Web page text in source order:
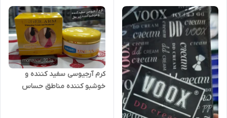
کرم آرجیوسی سفید کننده و
خوشبو کننده مناطق حساس